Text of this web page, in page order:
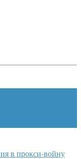
в прокси-войну